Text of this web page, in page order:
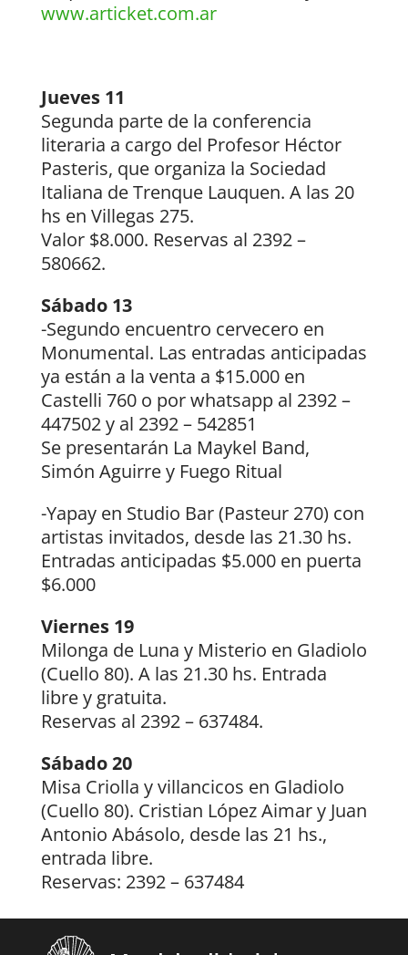
www.articket.com.ar
Jueves 11
Segunda parte de la conferencia
literaria a cargo del Profesor Héctor
Pasteris, que organiza la Sociedad
Italiana de Trenque Lauquen. A las 20
hs en Villegas 275.
Valor $8.000. Reservas al 2392 –
580662.
Sábado 13
-Segundo encuentro cervecero en
Monumental. Las entradas anticipadas
ya están a la venta a $15.000 en
Castelli 760 o por whatsapp al 2392 –
447502 y al 2392 – 542851
Se presentarán La Maykel Band,
Simón Aguirre y Fuego Ritual
-Yapay en Studio Bar (Pasteur 270) con
artistas invitados, desde las 21.30 hs.
Entradas anticipadas $5.000 en puerta
$6.000
Viernes 19
Milonga de Luna y Misterio en Gladiolo
(Cuello 80). A las 21.30 hs. Entrada
libre y gratuita.
Reservas al 2392 – 637484.
Sábado 20
Misa Criolla y villancicos en Gladiolo
(Cuello 80). Cristian López Aimar y Juan
Antonio Abásolo, desde las 21 hs.,
entrada libre.
Reservas: 2392 – 637484